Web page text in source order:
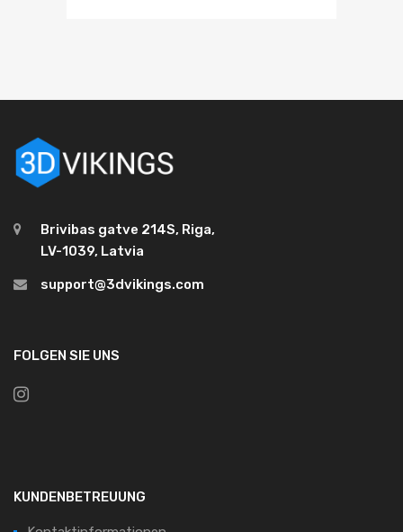
Brivibas gatve 214S, Riga,
LV-1039, Latvia
support@3dvikings.com
FOLGEN SIE UNS
KUNDENBETREUUNG